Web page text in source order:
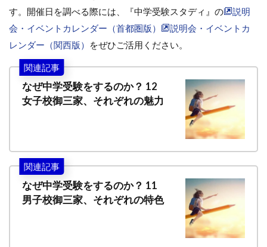
す。開催日を調べる際には、『中学受験スタディ』の
説明
会・イベントカレンダー（首都圏版）
説明会・イベントカ
レンダー（関西版）
をぜひご活用ください。
関連記事
なぜ中学受験をするのか？ 12
女子校御三家、それぞれの魅力
関連記事
なぜ中学受験をするのか？ 11
男子校御三家、それぞれの特色